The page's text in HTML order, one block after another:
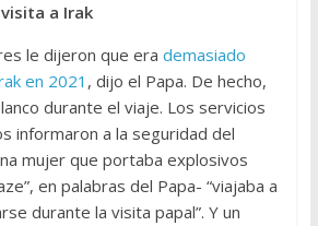
a Irak
le dijeron que era demasiado
en 2021 , dijo el Papa. De hecho,
durante el viaje. Los servicios
informaron a la seguridad del
mujer que portaba explosivos
en palabras del Papa- “viajaba a
durante la visita papal”. Y un